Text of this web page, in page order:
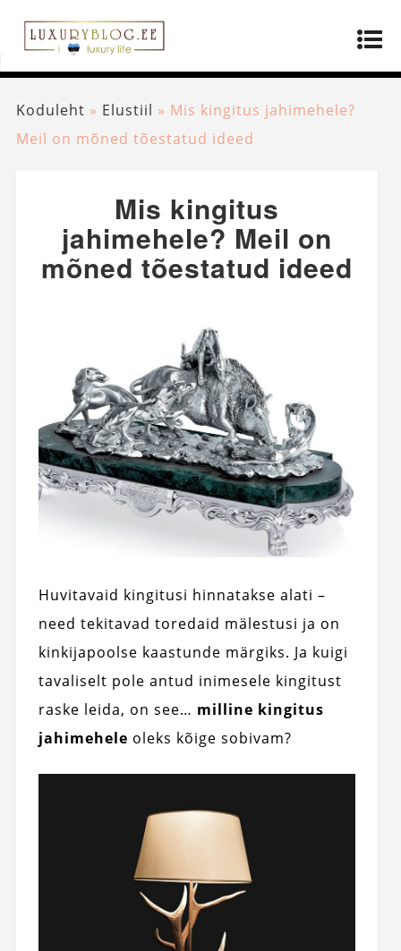
Koduleht » Elustiil » Mis kingitus jahimehele?
Meil on mõned tõestatud ideed
Mis kingitus
jahimehele? Meil on
mõned tõestatud ideed
Huvitavaid kingitusi hinnatakse alati –
need tekitavad toredaid mälestusi ja on
kinkijapoolse kaastunde märgiks. Ja kuigi
tavaliselt pole antud inimesele kingitust
raske leida, on see… milline kingitus
jahimehele oleks kõige sobivam?